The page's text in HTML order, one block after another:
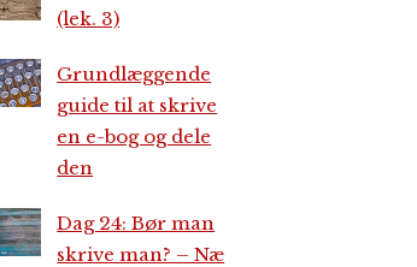
(lek. 3)
Grundlæggende
guide til at skrive
en e-bog og dele
den
Dag 24: Bør man
skrive man? – Næ